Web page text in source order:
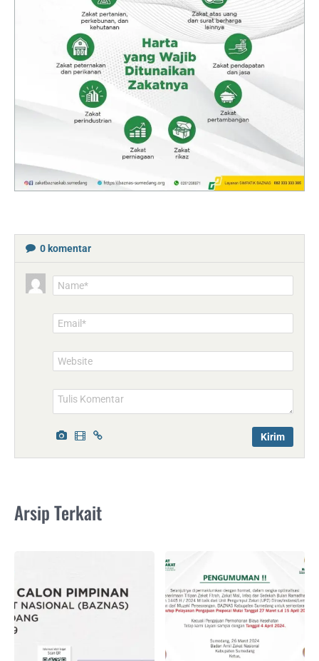
0 komentar
Name*
Email*
Website
Arsip Terkait